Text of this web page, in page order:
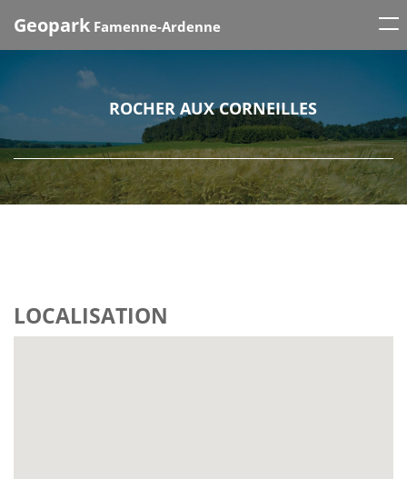
Geopark Famenne-Ardenne
ROCHER AUX CORNEILLES
LOCALISATION